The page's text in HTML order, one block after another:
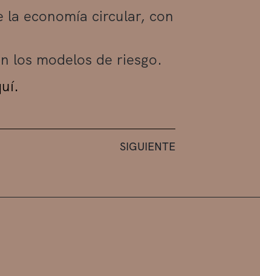
economía circular, con
los modelos de riesgo.
SIGUIENTE